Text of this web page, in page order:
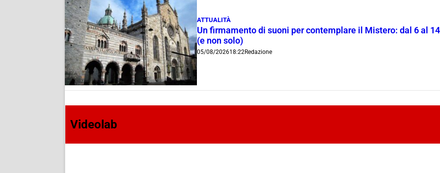
ATTUALITÀ
Un firmamento di suoni per contemplare il Mistero: dal 6 al
(e non solo)
05/08/202618:22Redazione
Videolab